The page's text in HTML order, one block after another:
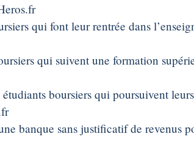
qui font leur rentrée dans
qui suivent une formation
boursiers qui poursuivent
banque sans justificatif de revenus